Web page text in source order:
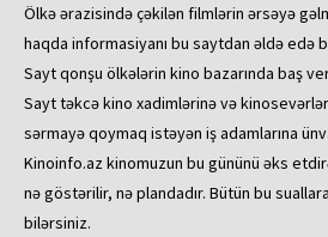
Ölkə ərazisində çəkilən filmlərin ərsəyə
haqda informasiyanı bu saytdan əldə edə
Sayt qonşu ölkələrin kino bazarında baş
Sayt təkcə kino xadimlərinə və
sərmayə qoymaq istəyən iş adamlarına
Kinoinfo.az kinomuzun bu gününü əks
nə göstərilir, nə plandadır. Bütün bu
bilərsiniz.